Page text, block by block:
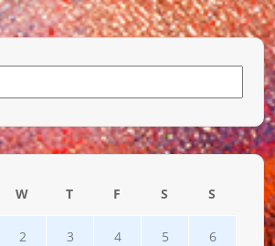
W T F S S
2 3 4 5 6